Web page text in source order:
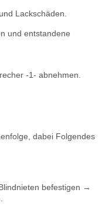
Lackschäden.
und entstandene
-1- abnehmen.
dabei Folgendes
befestigen →